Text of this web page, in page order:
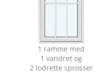
1 ramme med
1 vandret og
2 lodrette sprosser